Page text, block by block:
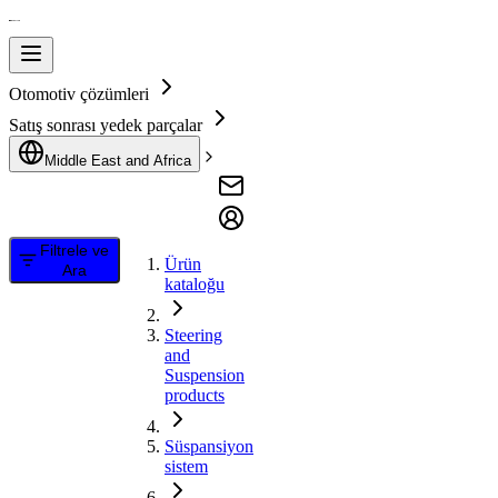
Otomotiv çözümleri
Satış sonrası yedek parçalar
Middle East and Africa
Filtrele ve
Ara
Ürün
kataloğu
Steering
and
Suspension
products
Süspansiyon
sistem